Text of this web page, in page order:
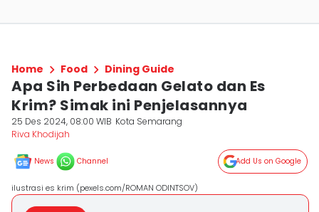
Home Food Dining Guide
Apa Sih Perbedaan Gelato dan Es
Krim? Simak ini Penjelasannya
25 Des 2024, 08:00 WIB Kota Semarang
Riva Khodijah
News Channel Add Us on Google
ilustrasi es krim (pexels.com/ROMAN ODINTSOV)